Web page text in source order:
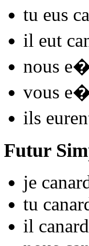
tu eus
il eut
nous
vous
ils
Futur
je
tu
il canard